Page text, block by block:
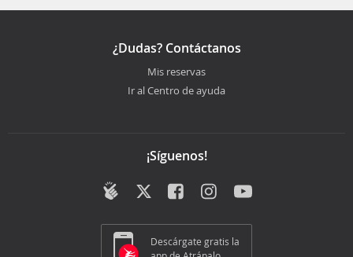
¿Dudas? Contáctanos
Mis reservas
Ir al Centro de ayuda
¡Síguenos!
Descárgate gratis la